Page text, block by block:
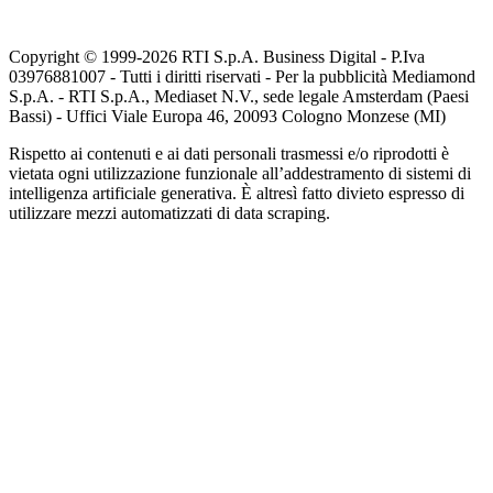
Copyright © 1999-2026 RTI S.p.A. Business Digital - P.Iva
03976881007 - Tutti i diritti riservati - Per la pubblicità Mediamond
S.p.A. - RTI S.p.A., Mediaset N.V., sede legale Amsterdam (Paesi
Bassi) - Uffici Viale Europa 46, 20093 Cologno Monzese (MI)
Rispetto ai contenuti e ai dati personali trasmessi e/o riprodotti è
vietata ogni utilizzazione funzionale all’addestramento di sistemi di
intelligenza artificiale generativa. È altresì fatto divieto espresso di
utilizzare mezzi automatizzati di data scraping.